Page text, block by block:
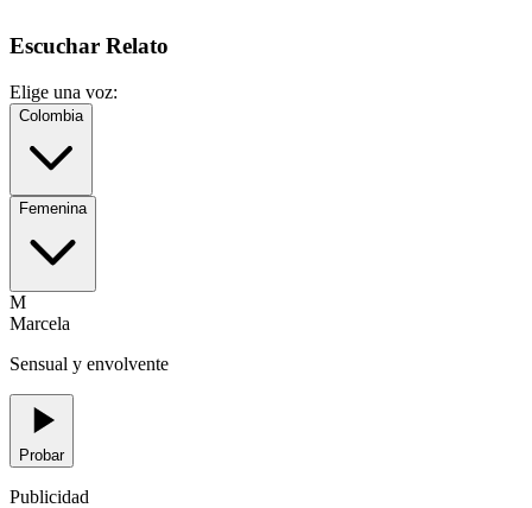
Escuchar Relato
Elige una voz:
Colombia
Femenina
M
Marcela
Sensual y envolvente
Probar
Publicidad